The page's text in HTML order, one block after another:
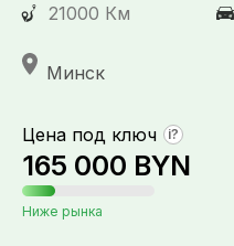
21000 Км
Минск
Цена под ключ ?
165 000 BYN
Ниже рынка